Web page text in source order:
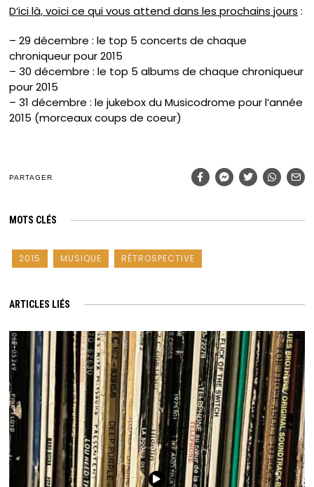
D’ici là, voici ce qui vous attend dans les prochains jours :
– 29 décembre : le top 5 concerts de chaque
chroniqueur pour 2015
– 30 décembre : le top 5 albums de chaque chroniqueur
pour 2015
– 31 décembre : le jukebox du Musicodrome pour l’année
2015 (morceaux coups de coeur)
PARTAGER
MOTS CLÉS
2015 MUSIQUE RÉTROSPECTIVE
ARTICLES LIÉS